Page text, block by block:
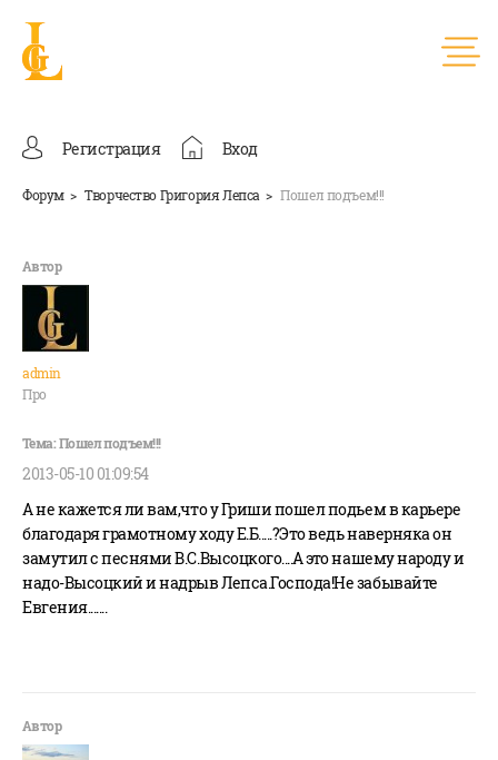
Регистрация Вход
Форум Творчество Григория Лепса Пошел подъем!!!
admin
Про
2013-05-10 01:09:54
А не кажется ли вам,что у Гриши пошел подьем в карьере
благодаря грамотному ходу Е.Б.....?Это ведь наверняка он
замутил с песнями В.С.Высоцкого....А это нашему народу и
надо-Высоцкий и надрыв Лепса.Господа!Не забывайте
Евгения.......